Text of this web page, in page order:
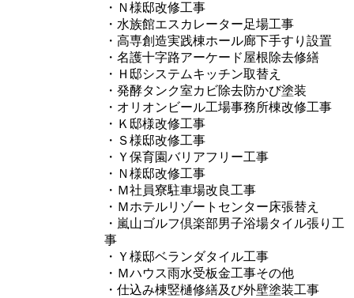
・Ｎ様邸改修工事
・水族館エスカレーター足場工事
・高専創造実践棟ホール廊下手すり設置
・名護十字路アーケード屋根除去修繕
・Ｈ邸システムキッチン取替え
・発酵タンク室カビ除去防かび塗装
・オリオンビール工場事務所棟改修工事
・Ｋ邸様改修工事
・Ｓ様邸改修工事
・Ｙ保育園バリアフリー工事
・Ｎ様邸改修工事
・Ｍ社員寮駐車場改良工事
・Ｍホテルリゾートセンター床張替え
・嵐山ゴルフ倶楽部男子浴場タイル張り工
事
・Ｙ様邸ベランダタイル工事
・Ｍハウス雨水受板金工事その他
・仕込み棟竪樋修繕及び外壁塗装工事